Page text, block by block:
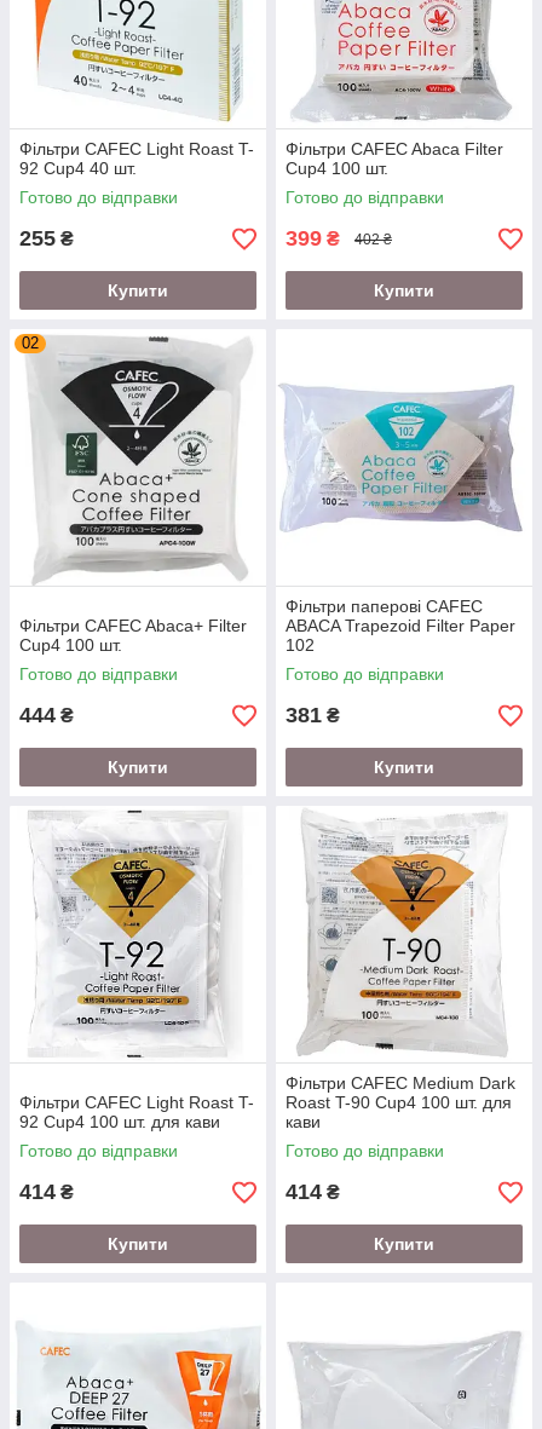
Фільтри CAFEC Light Roast T-
92 Cup4 40 шт.
Готово до відправки
255 ₴
Купити
Фільтри CAFEC Abaca Filter
Cup4 100 шт.
Готово до відправки
399 ₴ 402 ₴
Купити
02
Фільтри CAFEC Abaca+ Filter
Cup4 100 шт.
Готово до відправки
444 ₴
Купити
Фільтри паперові CAFEC
ABACA Trapezoid Filter Paper
102
Готово до відправки
381 ₴
Купити
Фільтри CAFEC Light Roast T-
92 Cup4 100 шт. для кави
Готово до відправки
414 ₴
Купити
Фільтри CAFEC Medium Dark
Roast T-90 Cup4 100 шт. для
кави
Готово до відправки
414 ₴
Купити